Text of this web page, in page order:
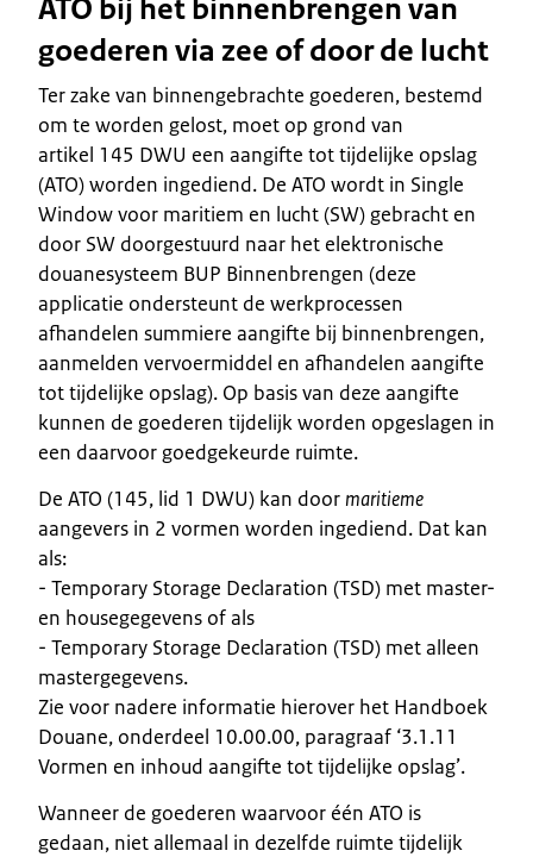
ATO bij het binnenbrengen van
goederen via zee of door de lucht
Ter zake van binnengebrachte goederen, bestemd
om te worden gelost, moet op grond van
artikel 145 DWU een aangifte tot tijdelijke opslag
(ATO) worden ingediend. De ATO wordt in Single
Window voor maritiem en lucht (SW) gebracht en
door SW doorgestuurd naar het elektronische
douanesysteem BUP Binnenbrengen (deze
applicatie ondersteunt de werkprocessen
afhandelen summiere aangifte bij binnenbrengen,
aanmelden vervoermiddel en afhandelen aangifte
tot tijdelijke opslag). Op basis van deze aangifte
kunnen de goederen tijdelijk worden opgeslagen in
een daarvoor goedgekeurde ruimte.
De ATO (145, lid 1 DWU) kan doormaritieme
aangevers in 2 vormen worden ingediend. Dat kan
als:
- Temporary Storage Declaration (TSD) met master-
en housegegevens of als
- Temporary Storage Declaration (TSD) met alleen
mastergegevens.
Zie voor nadere informatie hierover het Handboek
Douane, onderdeel 10.00.00, paragraaf ‘3.1.11
Vormen en inhoud aangifte tot tijdelijke opslag’.
Wanneer de goederen waarvoor één ATO is
gedaan, niet allemaal in dezelfde ruimte tijdelijk